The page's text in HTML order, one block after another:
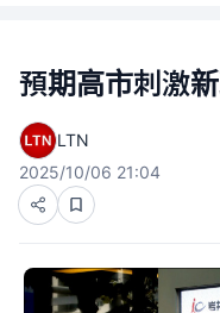
預期高市刺激
LTN
2025/10/06 21:04